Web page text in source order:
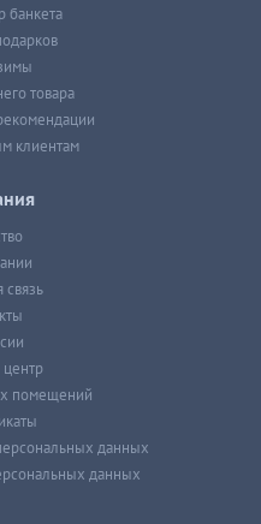
банкета
товара
клиентам
связь
помещений
данных
данных